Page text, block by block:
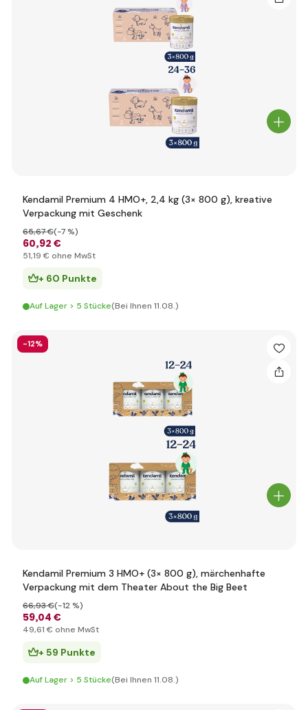
Kendamil Premium 4 HMO+, 2,4 kg (3× 800 g), kreative
Verpackung mit Geschenk
60,92 €
65,67 €(-7 %)
51,19 € ohne MwSt
+ 60 Punkte
Auf Lager > 5 Stücke(Bei Ihnen 11.08.)
-12%
Kendamil Premium 3 HMO+ (3× 800 g), märchenhafte
Verpackung mit dem Theater About the Big Beet
59,04 €
66,93 €(-12 %)
49,61 € ohne MwSt
+ 59 Punkte
Auf Lager > 5 Stücke(Bei Ihnen 11.08.)